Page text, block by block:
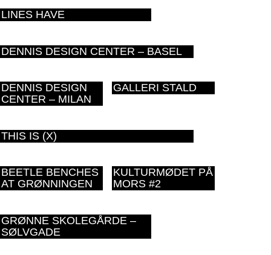
LINES HAVE
DENNIS DESIGN CENTER – BASEL
DENNIS DESIGN
CENTER – MILAN
GALLERI STALD
THIS IS (X)
BEETLE BENCHES
AT GRØNNINGEN
KULTURMØDET PÅ
MORS #2
GRØNNE SKOLEGÅRDE –
SØLVGADE